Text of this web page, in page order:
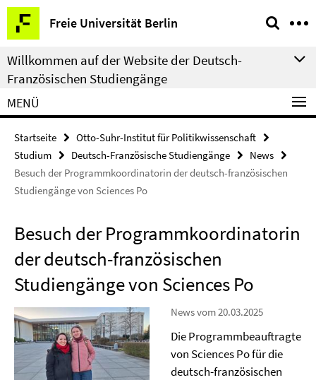
Springe
direkt
zu
Inhalt
Freie Universität Berlin
Service-
Navigation
Willkommen auf der Website der Deutsch-
Französischen Studiengänge
MENÜ
Startseite
Otto-Suhr-Institut für Politikwissenschaft
Studium
Deutsch-Französische Studiengänge
News
Besuch der Programmkoordinatorin der deutsch-französischen
Studiengänge von Sciences Po
Besuch der Programmkoordinatorin
der deutsch-französischen
Studiengänge von Sciences Po
News vom 20.03.2025
Die Programmbeauftragte
von Sciences Po für die
deutsch-französischen